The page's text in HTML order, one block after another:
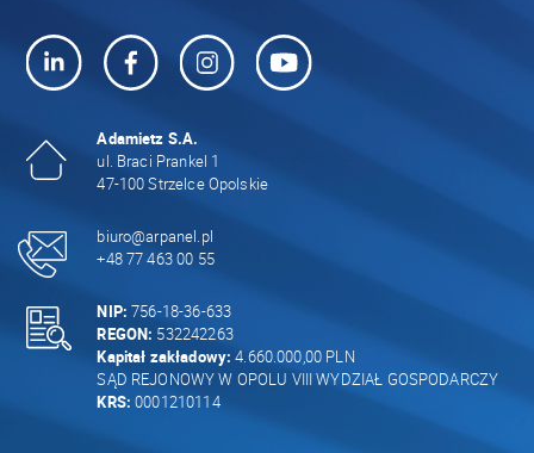
Adamietz S.A.
ul. Braci Prankel 1
47-100 Strzelce Opolskie
biuro@arpanel.pl
+48 77 463 00 55
NIP: 756-18-36-633
REGON: 532242263
Kapitał zakładowy: 4.660.000,00 PLN
SĄD REJONOWY W OPOLU VIII WYDZIAŁ GOSPODARCZY
KRS: 0001210114